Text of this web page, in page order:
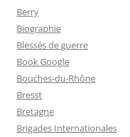
Berry
Biographie
Blessés de guerre
Book Google
Bouches-du-Rhône
Bresst
Bretagne
Brigades Internationales